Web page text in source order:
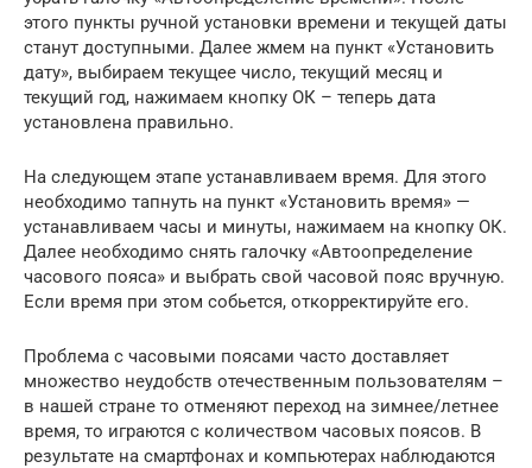
этого пункты ручной установки времени и текущей даты
станут доступными. Далее жмем на пункт «Установить
дату», выбираем текущее число, текущий месяц и
текущий год, нажимаем кнопку ОК – теперь дата
установлена правильно.
На следующем этапе устанавливаем время. Для этого
необходимо тапнуть на пункт «Установить время» —
устанавливаем часы и минуты, нажимаем на кнопку ОК.
Далее необходимо снять галочку «Автоопределение
часового пояса» и выбрать свой часовой пояс вручную.
Если время при этом собьется, откорректируйте его.
Проблема с часовыми поясами часто доставляет
множество неудобств отечественным пользователям –
в нашей стране то отменяют переход на зимнее/летнее
время, то играются с количеством часовых поясов. В
результате на смартфонах и компьютерах наблюдаются